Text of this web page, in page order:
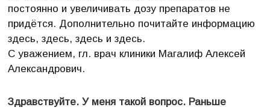
постоянно и увеличивать дозу препаратов не
придётся. Дополнительно почитайте информацию
здесь, здесь, здесь и здесь.
С уважением, гл. врач клиники Магалиф Алексей
Александрович.
Здравствуйте. У меня такой вопрос. Раньше